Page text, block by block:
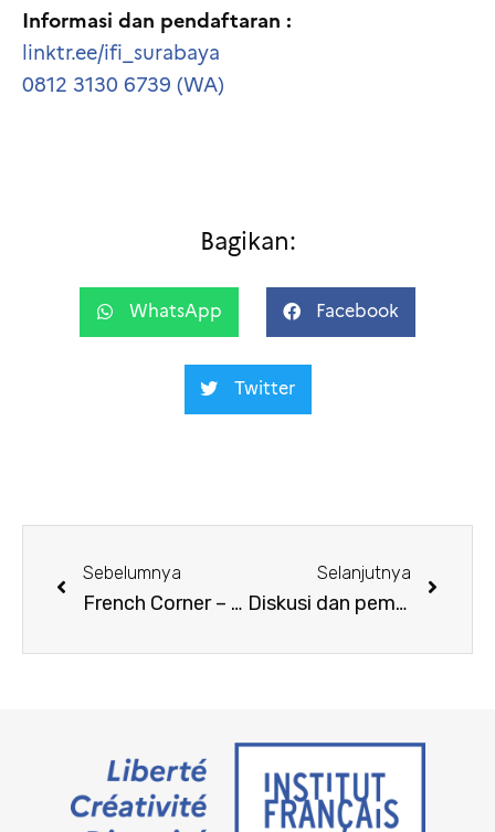
Informasi dan pendaftaran :
linktr.ee/ifi_surabaya
0812 3130 6739 (WA)
Bagikan:
WhatsApp Facebook
Twitter
Sebelumnya
French Corner – 4 Desember
Selanjutnya
Diskusi dan pemutaran film “The Three Musketeers : Milady” bersama Martin Bourboulon